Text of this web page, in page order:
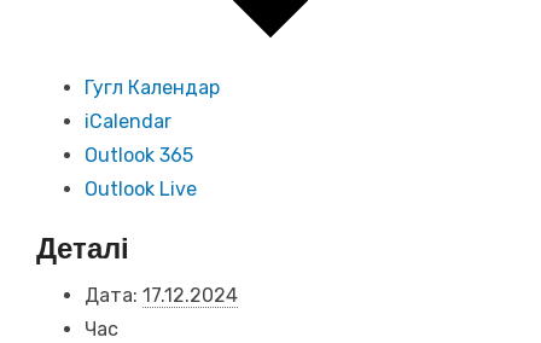
Гугл Календар
iCalendar
Outlook 365
Outlook Live
Деталі
Дата: 17.12.2024
Час